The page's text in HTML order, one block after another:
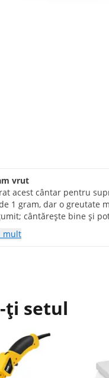
vrut
acest cântar pentru
1 gram, dar o greutate
cântărește bine și
greutăți noi. Nu am
că nu aveam nevoie
mult
ți setul